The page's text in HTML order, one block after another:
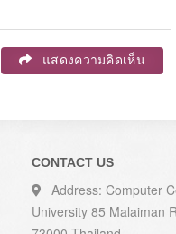
แสดงความคิดเห็น
CONTACT US
Address: Computer
University 85 Malaiman